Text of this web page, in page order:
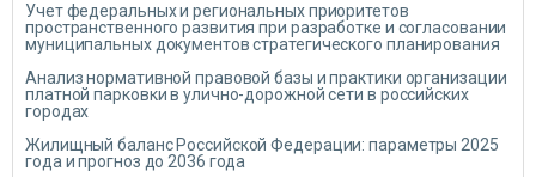
Учет федеральных и региональных приоритетов
пространственного развития при разработке и согласовании
муниципальных документов стратегического планирования
Анализ нормативной правовой базы и практики организации
платной парковки в улично-дорожной сети в российских
городах
Жилищный баланс Российской Федерации: параметры 2025
года и прогноз до 2036 года